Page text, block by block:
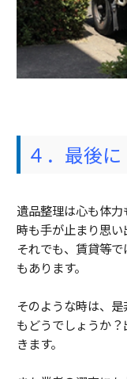
４．最後に
遺品整理は心も体
時も手が止まり思い
それでも、賃貸等
もあります。
そのような時は、
もどうでしょうか
きます。